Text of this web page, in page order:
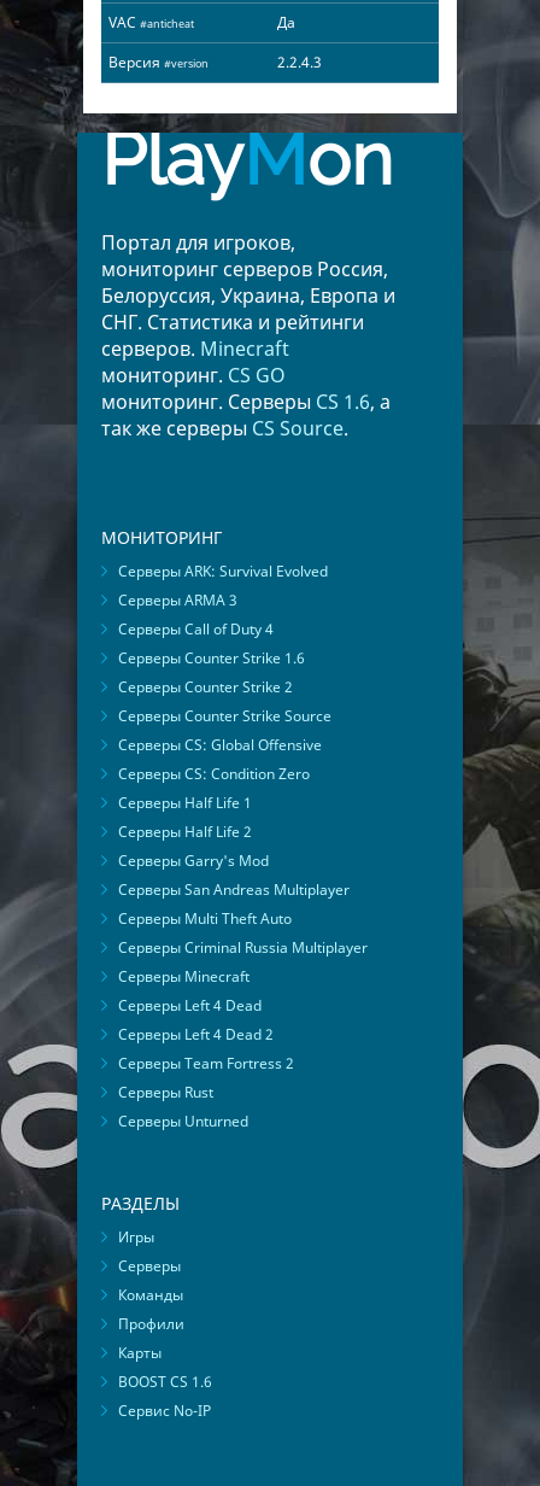
VAC #anticheat
Да
Версия #version 2.2.4.3
PlayMon
Портал для игроков,
мониторинг серверов Россия,
Белоруссия, Украина, Европа и
СНГ. Статистика и рейтинги
серверов. Minecraft
мониторинг. CS GO
мониторинг. Серверы CS 1.6, а
так же серверы CS Source.
МОНИТОРИНГ
Серверы ARK: Survival Evolved
Серверы ARMA 3
Серверы Call of Duty 4
Серверы Counter Strike 1.6
Серверы Counter Strike 2
Серверы Counter Strike Source
Серверы CS: Global Offensive
Серверы CS: Condition Zero
Серверы Half Life 1
Серверы Half Life 2
Серверы Garry's Mod
Серверы San Andreas Multiplayer
Серверы Multi Theft Auto
Серверы Criminal Russia Multiplayer
Серверы Minecraft
Серверы Left 4 Dead
Серверы Left 4 Dead 2
Серверы Team Fortress 2
Серверы Rust
Серверы Unturned
РАЗДЕЛЫ
Игры
Серверы
Команды
Профили
Карты
BOOST CS 1.6
Сервис No-IP